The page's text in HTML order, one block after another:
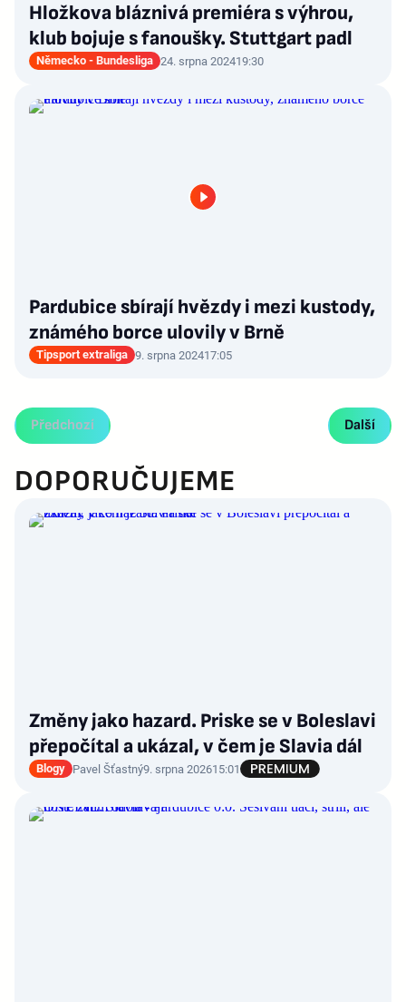
Hložkova bláznivá premiéra s výhrou,
klub bojuje s fanoušky. Stuttgart padl
Německo - Bundesliga 24. srpna 202419:30
Pardubice sbírají hvězdy i mezi kustody,
známého borce ulovily v Brně
Tipsport extraliga 9. srpna 202417:05
Předchozí Další
DOPORUČUJEME
Změny jako hazard. Priske se v Boleslavi
přepočítal a ukázal, v čem je Slavia dál
Blogy Pavel Šťastný9. srpna 202615:01